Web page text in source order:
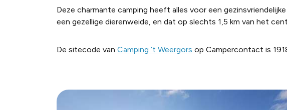
Deze charmante camping heeft alles voor een
een gezellige dierenweide, en dat op slechts 1,5 km van het
De sitecode van Camping ’t Weergors op Campercontact is